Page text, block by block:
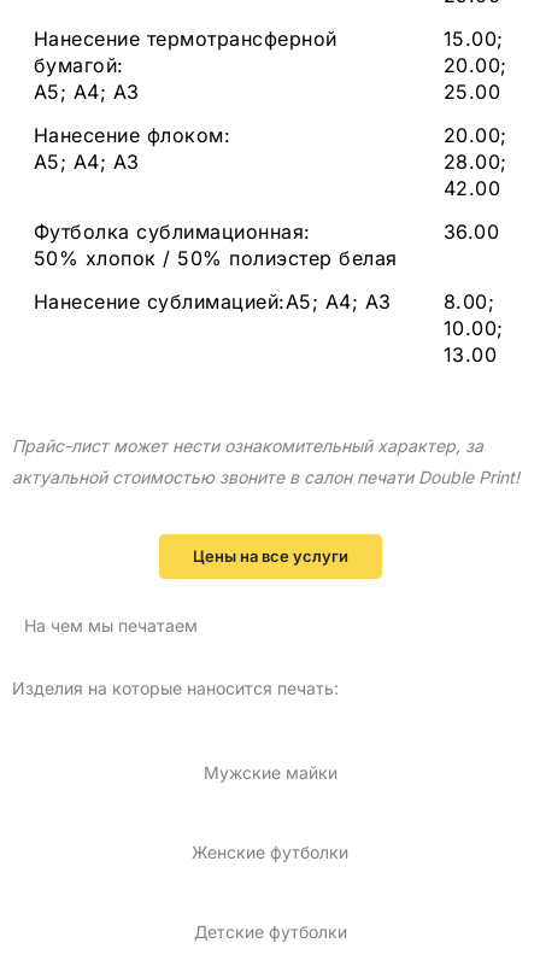
Нанесение термотрансферной
бумагой:
А5; А4; А3
15.00;
20.00;
25.00
Нанесение флоком:
А5; А4; А3
20.00;
28.00;
42.00
Футболка сублимационная:
50% хлопок / 50% полиэстер белая
36.00
Нанесение сублимацией:А5; А4; А3
8.00;
10.00;
13.00
Прайс-лист может нести ознакомительный характер, за
актуальнoй стоимостью звоните в салон печати Double Print!
Цены на все услуги
На чем мы печатаем
Изделия на которые наносится печать:
Мужские майки
Женские футболки
Детские футболки